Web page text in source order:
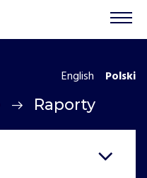
Raporty
English Polski